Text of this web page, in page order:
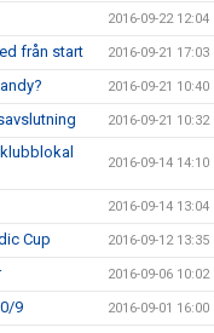
2016-09-22 12:04
från start 2016-09-21 17:03
2016-09-21 10:40
2016-09-21 10:32
2016-09-14 14:10
2016-09-14 13:04
Cup 2016-09-12 13:35
2016-09-06 10:02
9 2016-09-01 16:00